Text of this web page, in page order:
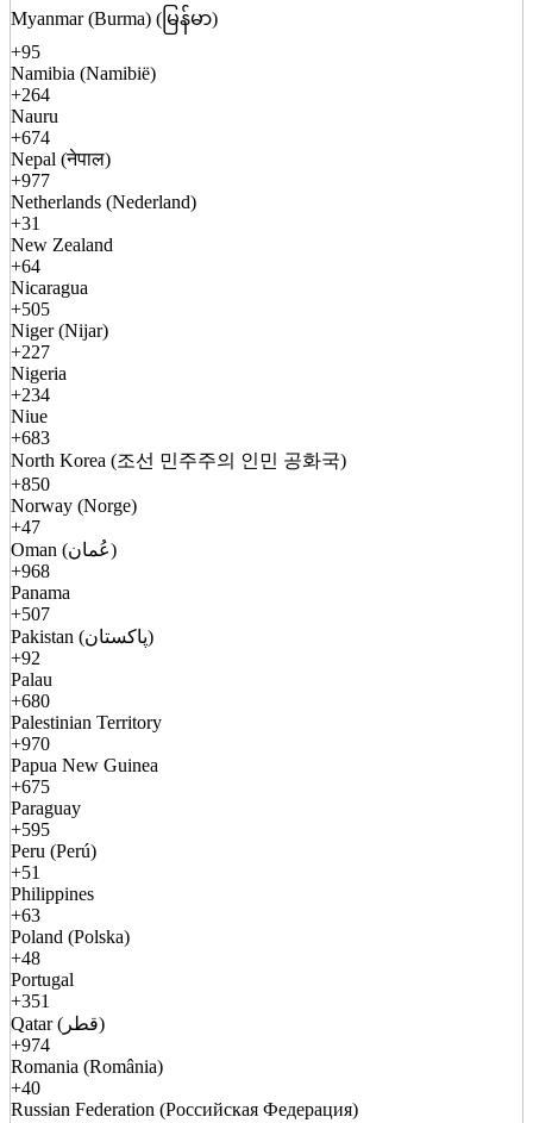
Myanmar (Burma) (မြန်မာ)
+95
Namibia (Namibië)
+264
Nauru
+674
Nepal (नेपाल)
+977
Netherlands (Nederland)
+31
New Zealand
+64
Nicaragua
+505
Niger (Nijar)
+227
Nigeria
+234
Niue
+683
North Korea (조선 민주주의 인민 공화국)
+850
Norway (Norge)
+47
Oman (عُمان)
+968
Panama
+507
Pakistan (پاکستان)
+92
Palau
+680
Palestinian Territory
+970
Papua New Guinea
+675
Paraguay
+595
Peru (Perú)
+51
Philippines
+63
Poland (Polska)
+48
Portugal
+351
Qatar (قطر)
+974
Romania (România)
+40
Russian Federation (Российская Федерация)